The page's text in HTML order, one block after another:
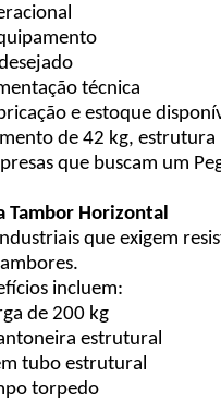
técnica
e estoque
de 42 kg,
que buscam um
Tambor Horizontal
que exigem
incluem:
de 200 kg
estrutural
tubo estrutural
torpedo